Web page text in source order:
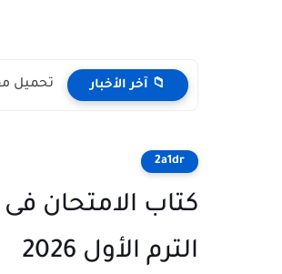
📁 آخر الأخبار تحميل
2a1dr
كتاب الامتحان فى
الترم الأول 2026